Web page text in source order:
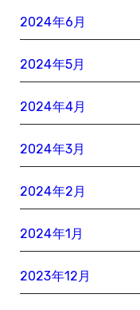
2024年6月
2024年5月
2024年4月
2024年3月
2024年2月
2024年1月
2023年12月